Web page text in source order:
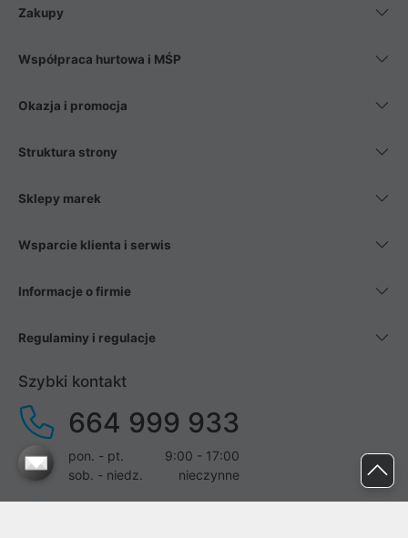
Zakupy
Współpraca hurtowa i MŚP
Okazja i promocja
Struktura strony
Sklepy marek
Wsparcie klienta i serwis
Informacje o firmie
Regulaminy i regulacje
Szybki kontakt
664 999 933
pon. - pt.
9:00 - 17:00
sob. - niedz.
nieczynne